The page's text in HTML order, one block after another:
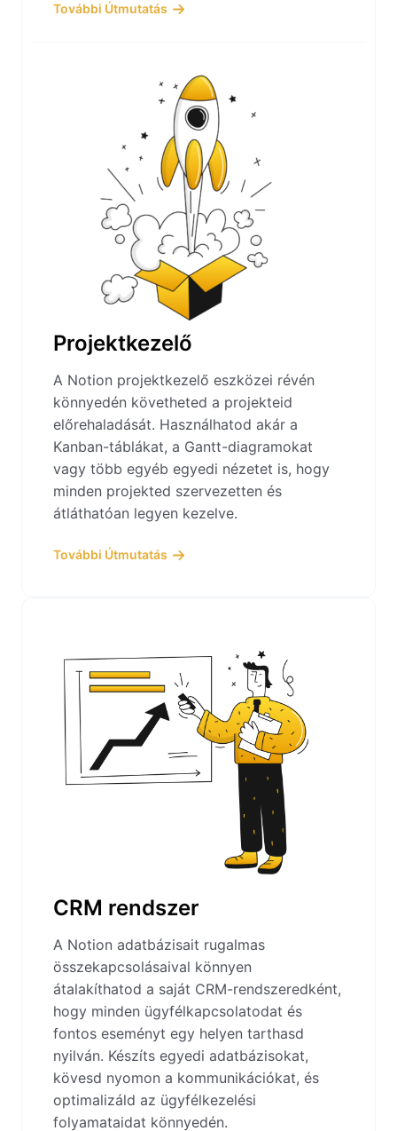
További Útmutatás
Projektkezelő
A Notion projektkezelő eszközei révén
könnyedén követheted a projekteid
előrehaladását. Használhatod akár a
Kanban-táblákat, a Gantt-diagramokat
vagy több egyéb egyedi nézetet is, hogy
minden projekted szervezetten és
átláthatóan legyen kezelve.
További Útmutatás
CRM rendszer
A Notion adatbázisait rugalmas
összekapcsolásaival könnyen
átalakíthatod a saját CRM-rendszeredként,
hogy minden ügyfélkapcsolatodat és
fontos eseményt egy helyen tarthasd
nyilván. Készíts egyedi adatbázisokat,
kövesd nyomon a kommunikációkat, és
optimalizáld az ügyfélkezelési
folyamataidat könnyedén.